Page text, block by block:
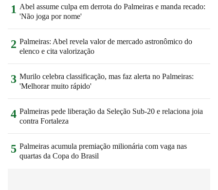
1 Abel assume culpa em derrota do Palmeiras e manda recado:
'Não joga por nome'
2 Palmeiras: Abel revela valor de mercado astronômico do
elenco e cita valorização
3 Murilo celebra classificação, mas faz alerta no Palmeiras:
'Melhorar muito rápido'
4 Palmeiras pede liberação da Seleção Sub-20 e relaciona joia
contra Fortaleza
5 Palmeiras acumula premiação milionária com vaga nas
quartas da Copa do Brasil